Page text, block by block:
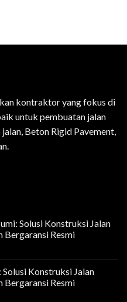
kontraktor yang fokus di
untuk pembuatan jalan
Beton Rigid Pavement,
Solusi Konstruksi Jalan
Bergaransi Resmi
Solusi Konstruksi Jalan
Bergaransi Resmi